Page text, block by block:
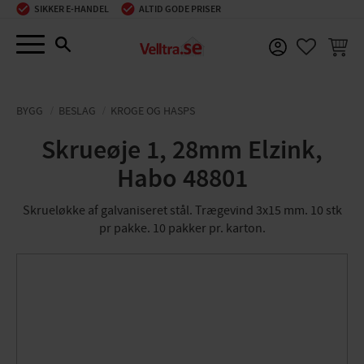
Menu
SIKKER E-HANDEL ALTID GODE PRISER
BYGG BESLAG KROGE OG HASPS
Skrueøje 1, 28mm Elzink,
Habo 48801
Skrueløkke af galvaniseret stål. Trægevind 3x15 mm. 10 stk
pr pakke. 10 pakker pr. karton.